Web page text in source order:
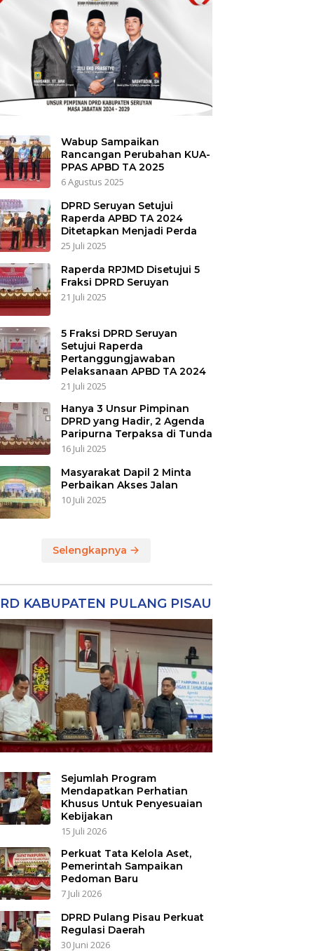
Wabup Sampaikan
Rancangan Perubahan KUA-
PPAS APBD TA 2025
6 Agustus 2025
DPRD Seruyan Setujui
Raperda APBD TA 2024
Ditetapkan Menjadi Perda
25 Juli 2025
Raperda RPJMD Disetujui 5
Fraksi DPRD Seruyan
21 Juli 2025
5 Fraksi DPRD Seruyan
Setujui Raperda
Pertanggungjawaban
Pelaksanaan APBD TA 2024
21 Juli 2025
Hanya 3 Unsur Pimpinan
DPRD yang Hadir, 2 Agenda
Paripurna Terpaksa di Tunda
16 Juli 2025
Masyarakat Dapil 2 Minta
Perbaikan Akses Jalan
10 Juli 2025
Selengkapnya
KABUPATEN PULANG PISAU
Sejumlah Program
Mendapatkan Perhatian
Khusus Untuk Penyesuaian
Kebijakan
15 Juli 2026
Perkuat Tata Kelola Aset,
Pemerintah Sampaikan
Pedoman Baru
7 Juli 2026
DPRD Pulang Pisau Perkuat
Regulasi Daerah
30 Juni 2026